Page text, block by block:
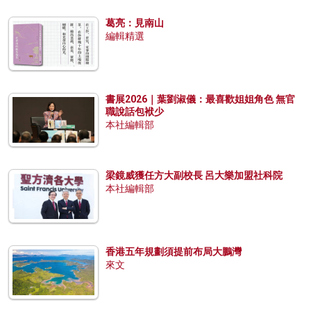
葛亮：見南山
編輯精選
書展2026｜葉劉淑儀：最喜歡姐姐角色 無官
職說話包袱少
本社編輯部
梁鏡威獲任方大副校長 呂大樂加盟社科院
本社編輯部
香港五年規劃須提前布局大鵬灣
來文